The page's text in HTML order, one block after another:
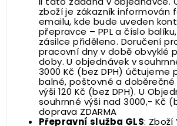
zboží je zákazník informován
emailu, kde bude uveden
přepravce – PPL a číslo
zásilce přiděleno. Doručení
pracovní dny v době obvyklé
doby. U objednávek v
3000 Kč (bez DPH) účtujeme
balné, poštovné a doběrečné
výši 120 Kč (bez DPH). U
souhrnné výši nad 3000,- Kč
doprava ZDARMA
Přepravní služba GLS: Zboží